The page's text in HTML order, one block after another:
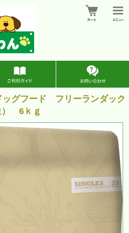
ッグフード フリーランダック
） 6ｋｇ